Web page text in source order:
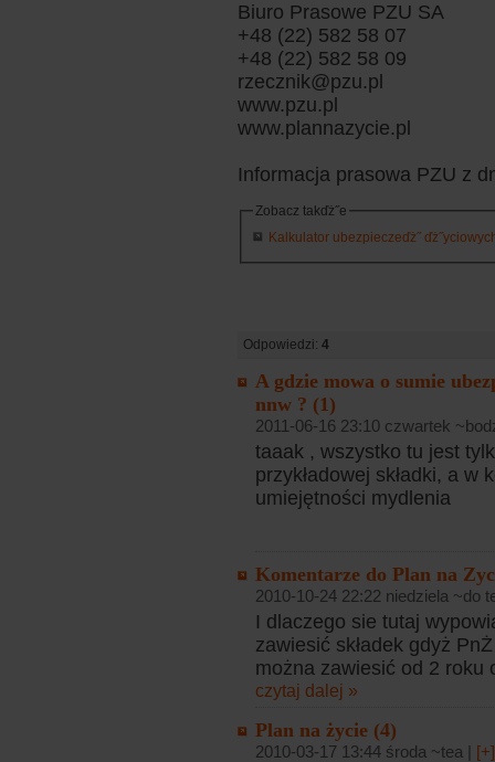
Biuro Prasowe PZU SA
+48 (22) 582 58 07
+48 (22) 582 58 09
rzecznik@pzu.pl
www.pzu.pl
www.plannazycie.pl
Informacja prasowa PZU z
Zobacz takďż˝e
Kalkulator ubezpieczeďż˝
Odpowiedzi: 4
A gdzie mowa o sumie
nnw ? (1)
2011-06-16 23:10 czwartek
taaak , wszystko tu jest
przykładowej składki, a
umiejętności mydlenia
Komentarze do Plan na
2010-10-24 22:22 niedziela ~do
I dlaczego sie tutaj
zawiesić składek gdyż
można zawiesić od 2 roku
czytaj dalej »
Plan na życie (4)
2010-03-17 13:44 środa ~tea |